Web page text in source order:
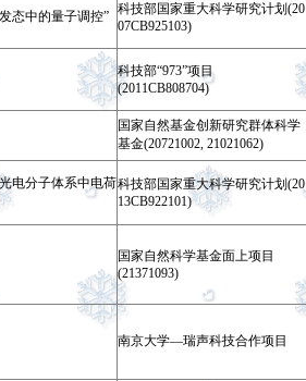
态中的量子调控”
科技部国家重大科学研究计划(20
07CB925103)
科技部“973”项目
(2011CB808704)
国家自然基金创新研究群体科学
基金(20721002, 21021062)
电分子体系中电荷科技部国家重大科学研究计划(20
13CB922101)
国家自然科学基金面上项目
(21371093)
南京大学—瑞声科技合作项目